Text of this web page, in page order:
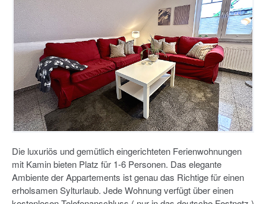
Die luxuriös und gemütlich eingerichteten Ferienwohnungen
mit Kamin bieten Platz für 1-6 Personen. Das elegante
Ambiente der Appartements ist genau das Richtige für einen
erholsamen Sylturlaub. Jede Wohnung verfügt über einen